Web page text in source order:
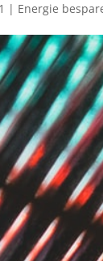
| Energie